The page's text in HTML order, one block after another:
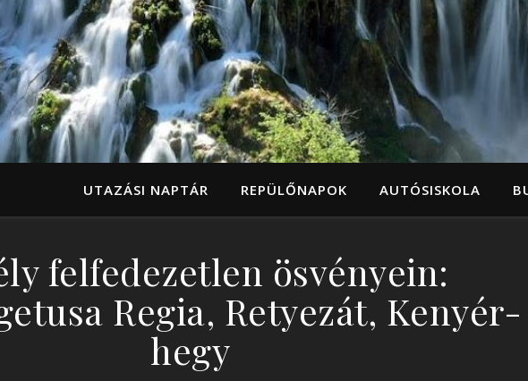
UTAZÁSI NAPTÁR REPÜLŐNAPOK AUTÓSISKOLA
felfedezetlen ösvényein:
Regia, Retyezát, Kenyér-
hegy